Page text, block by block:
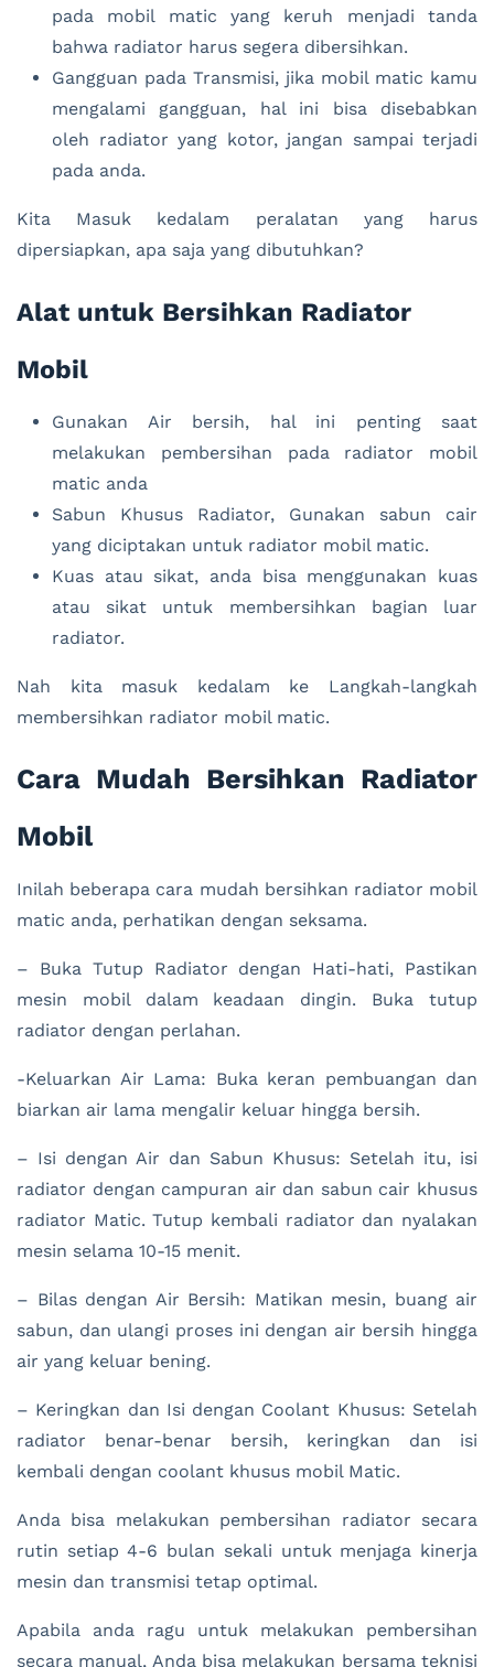
pada mobil matic yang keruh menjadi tanda
bahwa radiator harus segera dibersihkan.
Gangguan pada Transmisi, jika mobil matic kamu
mengalami gangguan, hal ini bisa disebabkan
oleh radiator yang kotor, jangan sampai terjadi
pada anda.
Kita Masuk kedalam peralatan yang harus
dipersiapkan, apa saja yang dibutuhkan?
Alat untuk Bersihkan Radiator
Mobil
Gunakan Air bersih, hal ini penting saat
melakukan pembersihan pada radiator mobil
matic anda
Sabun Khusus Radiator, Gunakan sabun cair
yang diciptakan untuk radiator mobil matic.
Kuas atau sikat, anda bisa menggunakan kuas
atau sikat untuk membersihkan bagian luar
radiator.
Nah kita masuk kedalam ke Langkah-langkah
membersihkan radiator mobil matic.
Cara Mudah Bersihkan Radiator
Mobil
Inilah beberapa cara mudah bersihkan radiator mobil
matic anda, perhatikan dengan seksama.
– Buka Tutup Radiator dengan Hati-hati, Pastikan
mesin mobil dalam keadaan dingin. Buka tutup
radiator dengan perlahan.
-Keluarkan Air Lama: Buka keran pembuangan dan
biarkan air lama mengalir keluar hingga bersih.
– Isi dengan Air dan Sabun Khusus: Setelah itu, isi
radiator dengan campuran air dan sabun cair khusus
radiator Matic. Tutup kembali radiator dan nyalakan
mesin selama 10-15 menit.
– Bilas dengan Air Bersih: Matikan mesin, buang air
sabun, dan ulangi proses ini dengan air bersih hingga
air yang keluar bening.
– Keringkan dan Isi dengan Coolant Khusus: Setelah
radiator benar-benar bersih, keringkan dan isi
kembali dengan coolant khusus mobil Matic.
Anda bisa melakukan pembersihan radiator secara
rutin setiap 4-6 bulan sekali untuk menjaga kinerja
mesin dan transmisi tetap optimal.
Apabila anda ragu untuk melakukan pembersihan
secara manual, Anda bisa melakukan bersama teknisi